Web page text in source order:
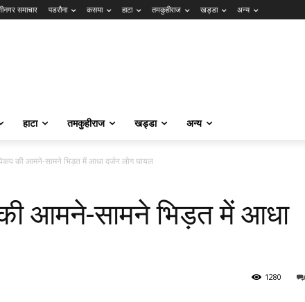
समाचार पडरौना कसया हाटा तमकुहीराज खड्डा अन्य
हाटा तमकुहीराज खड्डा अन्य
की आमने-सामने भिड़त में आधा दर्जन लोग घायल
आमने-सामने भिड़त में आधा
1280